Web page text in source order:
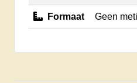
Formaat Geen